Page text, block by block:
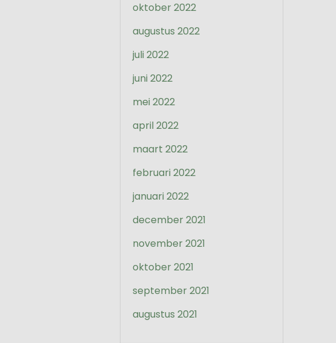
oktober 2022
augustus 2022
juli 2022
juni 2022
mei 2022
april 2022
maart 2022
februari 2022
januari 2022
december 2021
november 2021
oktober 2021
september 2021
augustus 2021